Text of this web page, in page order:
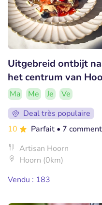
Uitgebreid ontbijt
het centrum van
Ma Me Je
Ve
Deal très populaire
10
Parfait • 7
Artisan Hoorn
Hoorn (0km)
Vendu : 183